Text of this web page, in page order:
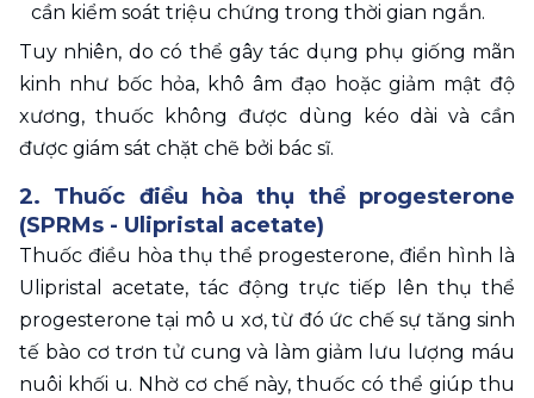
cần kiểm soát triệu chứng trong thời gian ngắn.
Tuy nhiên, do có thể gây tác dụng phụ giống mãn
kinh như bốc hỏa, khô âm đạo hoặc giảm mật độ
xương, thuốc không được dùng kéo dài và cần
được giám sát chặt chẽ bởi bác sĩ.
2. Thuốc điều hòa thụ thể progesterone
(SPRMs - Ulipristal acetate)
Thuốc điều hòa thụ thể progesterone, điển hình là
Ulipristal acetate, tác động trực tiếp lên thụ thể
progesterone tại mô u xơ, từ đó ức chế sự tăng sinh
tế bào cơ trơn tử cung và làm giảm lưu lượng máu
nuôi khối u. Nhờ cơ chế này, thuốc có thể giúp thu